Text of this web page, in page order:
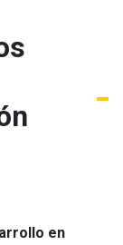
en